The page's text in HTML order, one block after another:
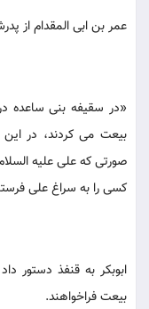
عمر بن ابى المقدام از
«در سقيفه بنى ساعده
بيعت مى كردند، در
صورتى كه على عليه
كسى را به سراغ على
ابوبكر به قنفذ دستور
بيعت فراخواهند.